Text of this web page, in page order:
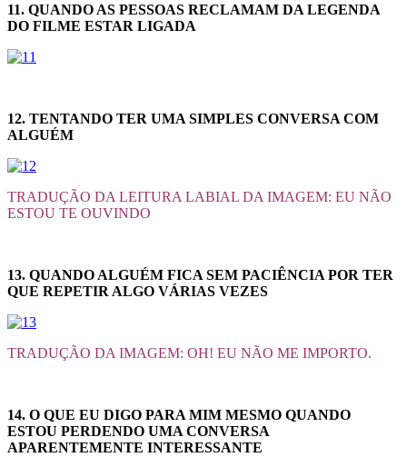
11. QUANDO AS PESSOAS RECLAMAM DA LEGENDA
DO FILME ESTAR LIGADA
12. TENTANDO TER UMA SIMPLES CONVERSA COM
ALGUÉM
TRADUÇÃO DA LEITURA LABIAL DA IMAGEM: EU NÃO
ESTOU TE OUVINDO
13. QUANDO ALGUÉM FICA SEM PACIÊNCIA POR TER
QUE REPETIR ALGO VÁRIAS VEZES
TRADUÇÃO DA IMAGEM: OH! EU NÃO ME IMPORTO.
14. O QUE EU DIGO PARA MIM MESMO QUANDO
ESTOU PERDENDO UMA CONVERSA
APARENTEMENTE INTERESSANTE